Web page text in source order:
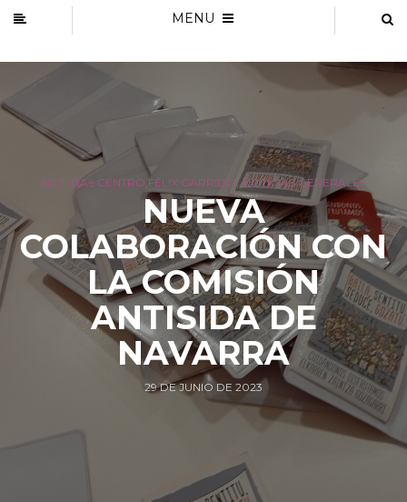
MENU
NOTICIAS CENTRO FÉLIX GARRIDO,NOTICIAS GENERALES
NUEVA
COLABORACIÓN CON
LA COMISIÓN
ANTISIDA DE
NAVARRA
29 DE JUNIO DE 2023